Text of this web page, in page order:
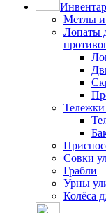
Метлы и
Лопаты
Тележки
Совки
Грабли
Урны
Колёса